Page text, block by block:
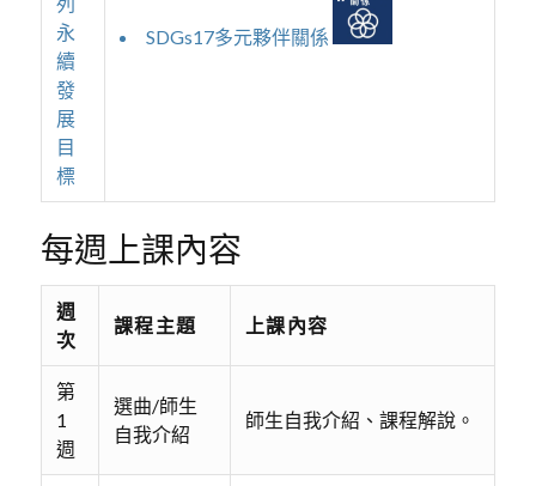
永
續
發
展
目
標
SDGs17多元夥伴關係
每週上課內容
週
次
課程主題 上課內容
第
1
週
選曲/師生
自我介紹
師生自我介紹、課程解說。